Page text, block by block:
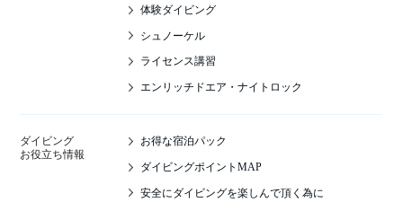
体験ダイビング
シュノーケル
ライセンス講習
エンリッチドエア・ナイトロック
ダイビング
お役立ち情報
お得な宿泊パック
ダイビングポイントMAP
安全にダイビングを楽しんで頂く為に